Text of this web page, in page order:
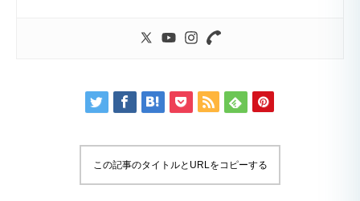
この記事のタイトルとURLをコピーする